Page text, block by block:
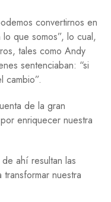
convertirnos en
que somos”, lo cual,
tales como Andy
sentenciaban: “si
cambio”.
de la gran
enriquecer nuestra
ahí resultan las
nuestra